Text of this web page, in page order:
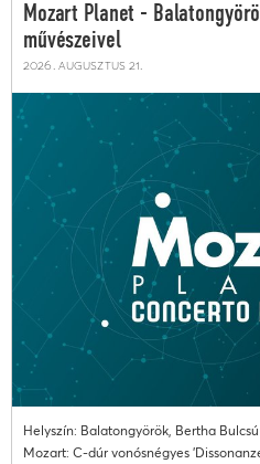
Mozart Planet -
művészeivel
2026. augusztus 21.
Helyszín: Balatongyörök, Bertha
Mozart: C-dúr vonósnégyes